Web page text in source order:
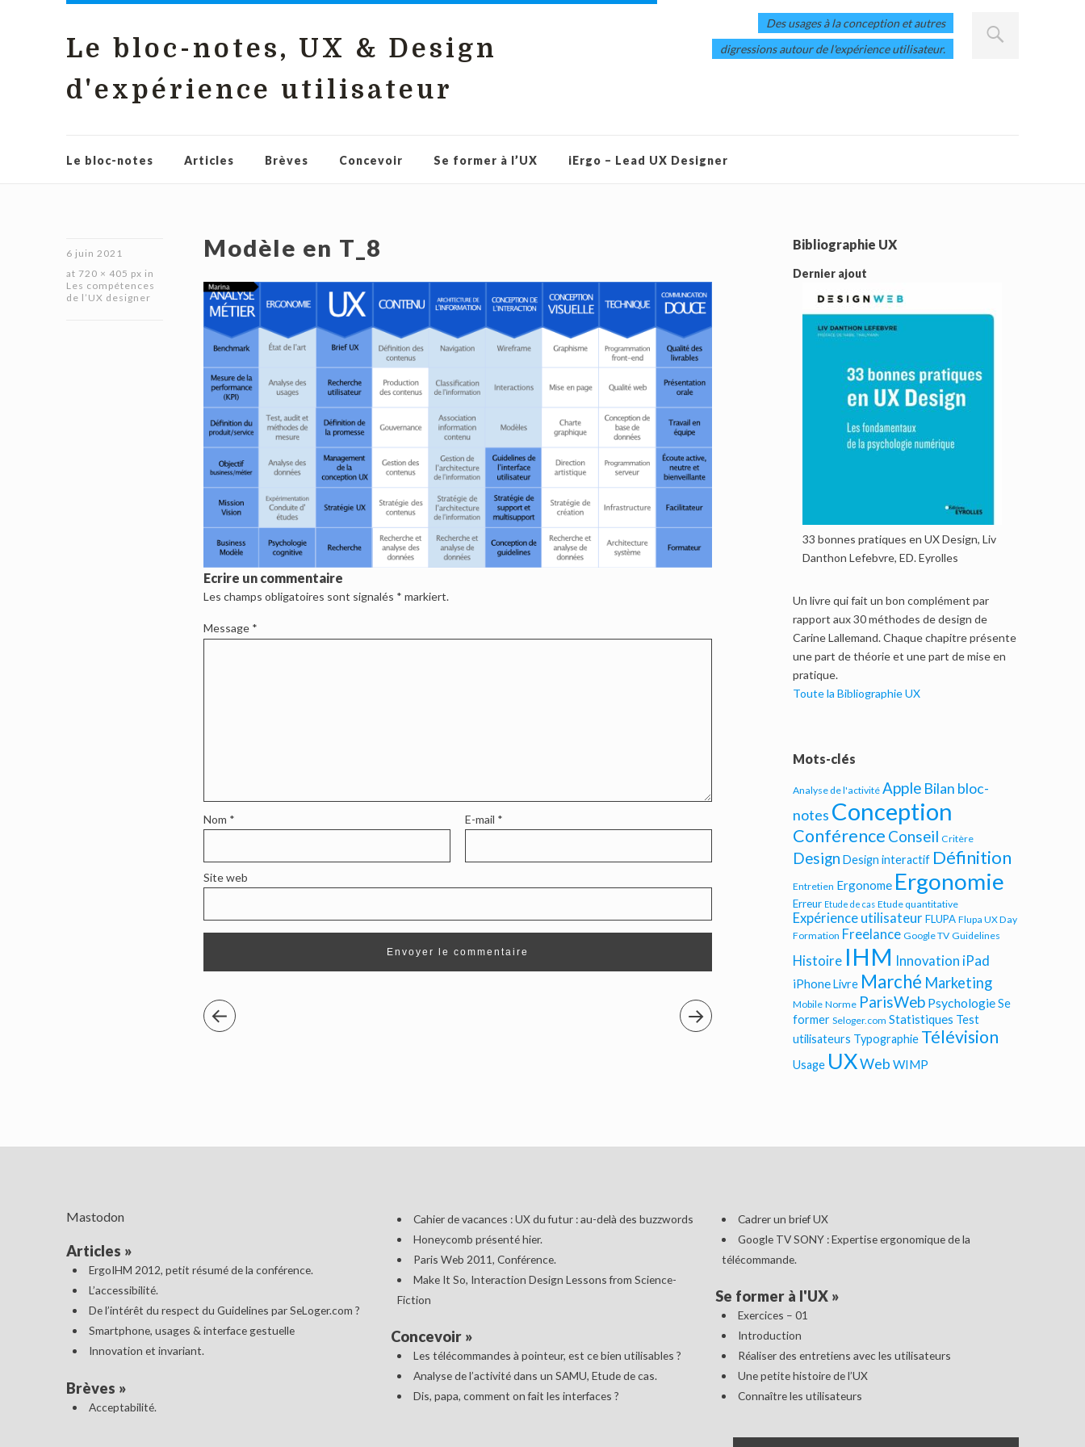
Le bloc-notes, UX & Design
d'expérience utilisateur
Des usages à la conception et autres
digressions autour de l'expérience utilisateur.
Le bloc-notes Articles Brèves Concevoir Se former à l’UX iErgo – Lead UX Designer
6 juin 2021
at 720 × 405 px in
Les compétences
de l’UX designer
Modèle en T_8
Ecrire un commentaire
Les champs obligatoires sont signalés * markiert.
Message *
Nom * E-mail *
Site web
Bibliographie UX
Dernier ajout
33 bonnes pratiques en UX Design, Liv
Danthon Lefebvre, ED. Eyrolles
Un livre qui fait un bon complément par
rapport aux 30 méthodes de design de
Carine Lallemand. Chaque chapitre présente
une part de théorie et une part de mise en
pratique.
Toute la Bibliographie UX
Mots-clés
Analyse de l'activité Apple Bilan bloc-
notes Conception
Conférence Conseil Critère
Design Design interactif Définition
Entretien Ergonome Ergonomie
Erreur Etude de cas Etude quantitative
Expérience utilisateur FLUPA Flupa UX Day
Formation Freelance Google TV Guidelines
Histoire IHM Innovation iPad
iPhoneLivre Marché Marketing
Mobile Norme ParisWeb PsychologieSe
former Seloger.com Statistiques Test
utilisateurs Typographie Télévision
Usage UXWeb WIMP
Mastodon
Articles »
ErgoIHM 2012, petit résumé de la conférence.
L’accessibilité.
De l’intérêt du respect du Guidelines par SeLoger.com ?
Smartphone, usages & interface gestuelle
Innovation et invariant.
Brèves »
Acceptabilité.
Cahier de vacances : UX du futur : au-delà des buzzwords
Honeycomb présenté hier.
Paris Web 2011, Conférence.
Make It So, Interaction Design Lessons from Science-
Fiction
Concevoir»
Les télécommandes à pointeur, est ce bien utilisables ?
Analyse de l’activité dans un SAMU, Etude de cas.
Dis, papa, comment on fait les interfaces ?
Cadrer un brief UX
Google TV SONY : Expertise ergonomique de la
télécommande.
Se former à l'UX»
Exercices – 01
Introduction
Réaliser des entretiens avec les utilisateurs
Une petite histoire de l’UX
Connaître les utilisateurs